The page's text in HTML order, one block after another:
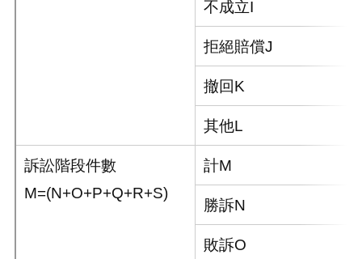
不成立I
拒絕賠償J
撤回K
其他L
訴訟階段件數
M=(N+O+P+Q+R+S)
計M
勝訴N
敗訴O